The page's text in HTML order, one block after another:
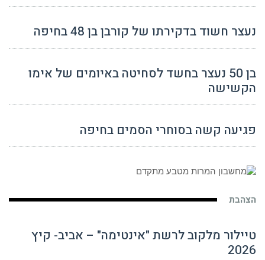
נעצר חשוד בדקירתו של קורבן בן 48 בחיפה
בן 50 נעצר בחשד לסחיטה באיומים של אימו
הקשישה
פגיעה קשה בסוחרי הסמים בחיפה
הצהבת
טיילור מלקוב לרשת "אינטימה" – אביב- קיץ
2026